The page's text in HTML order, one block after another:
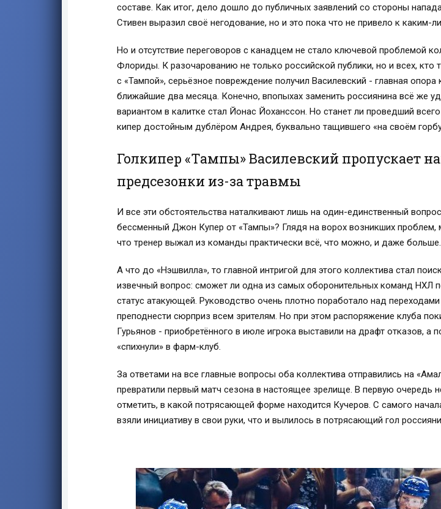
составе. Как итог, дело дошло до публичных заявлений со стороны
Стивен выразил своё негодование, но и это пока что не привело к каким-
Но и отсутствие переговоров с канадцем не стало ключевой проблемой
Флориды. К разочарованию не только российской публики, но и всех, кто
с «Тампой», серьёзное повреждение получил Василевский - главная опора
ближайшие два месяца. Конечно, впопыхах заменить россиянина всё же
вариантом в калитке стал Йонас Йоханссон. Но станет ли проведший
кипер достойным дублёром Андрея, буквально тащившего «на своём
Голкипер «Тампы» Василевский пропускает
предсезонки из-за травмы
И все эти обстоятельства наталкивают лишь на один-единственный
бессменный Джон Купер от «Тампы»? Глядя на ворох возникших проблем,
что тренер выжал из команды практически всё, что можно, и даже больше.
А что до «Нэшвилла», то главной интригой для этого коллектива стал
извечный вопрос: сможет ли одна из самых оборонительных команд НХЛ
статус атакующей. Руководство очень плотно поработало над переходами
преподнести сюрприз всем зрителям. Но при этом распоряжение клуба
Гурьянов - приобретённого в июле игрока выставили на драфт отказов, а
«спихнули» в фарм-клуб.
За ответами на все главные вопросы оба коллектива отправились на
превратили первый матч сезона в настоящее зрелище. В первую очередь
отметить, в какой потрясающей форме находится Кучеров. С самого
взяли инициативу в свои руки, что и вылилось в потрясающий гол